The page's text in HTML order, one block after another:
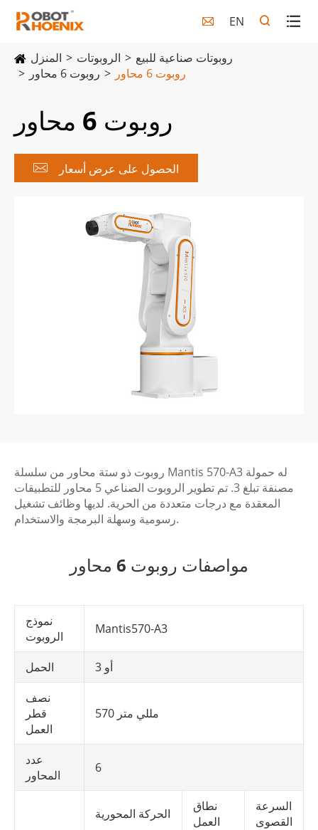
 EN
المنزل الروبوتات
روبوتات صناعية للبيع
روبوت 6 محاور
روبوت 6 محاور
روبوت 6 محاور
 الحصول على عرض أسعار
روبوت ذو ستة محاور من سلسلة Mantis 570-A3 له حمولة
مصنفة تبلغ 3. تم تطوير الروبوت الصناعي 5 محاور للتطبيقات
المعقدة مع درجات متعددة من الحرية. لديها وظائف تشغيل
رسومية وسهلة البرمجة والاستخدام.
مواصفات روبوت 6 محاور
نموذج
الروبوت
Mantis570-A3
الحمل
3 أو
نصف
قطر
العمل
570 مللي متر
عدد
المحاور
6
الحركة المحورية
نطاق
العمل
السرعة
القصوى